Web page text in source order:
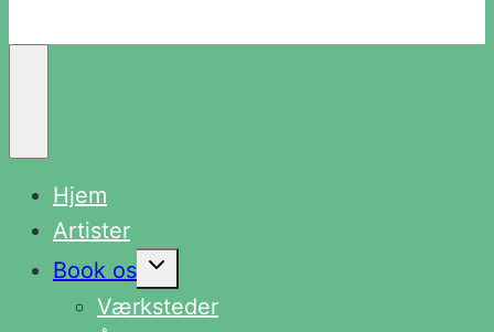
Hjem
Artister
Book os Skift
Værksteder